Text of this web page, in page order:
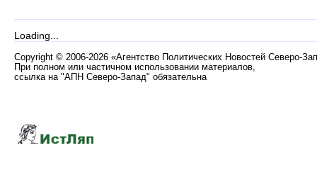
Loading...
Copyright © 2006-2026 «Агентство Политических Новостей Северо-
При полном или частичном использовании материалов,
ссылка на "АПН Северо-Запад" обязательна